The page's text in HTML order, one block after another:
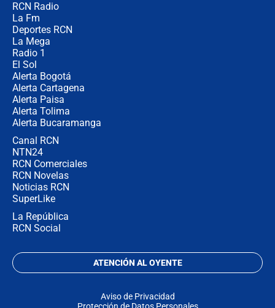
RCN Radio
La Fm
Deportes RCN
La Mega
Radio 1
El Sol
Alerta Bogotá
Alerta Cartagena
Alerta Paisa
Alerta Tolima
Alerta Bucaramanga
Canal RCN
NTN24
RCN Comerciales
RCN Novelas
Noticias RCN
SuperLike
La República
RCN Social
ATENCIÓN AL OYENTE
Aviso de Privacidad